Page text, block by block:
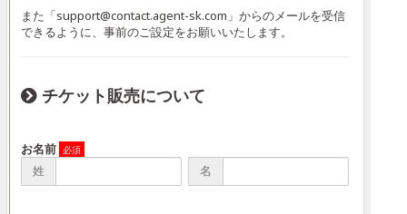
また「support@contact.agent-sk.com」からのメールを受信
できるように、事前のご設定をお願いいたします。
チケット販売について
お名前
姓
名